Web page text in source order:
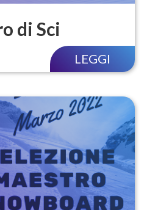
di Sci
LEGGI